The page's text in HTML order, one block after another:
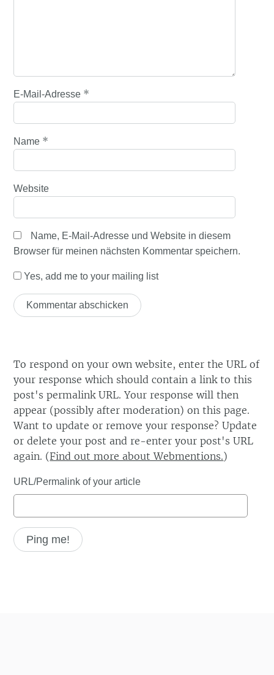
E-Mail-Adresse *
Name *
Website
Name, E-Mail-Adresse und Website in diesem
Browser für meinen nächsten Kommentar speichern.
Yes, add me to your mailing list
To respond on your own website, enter the URL of
your response which should contain a link to this
post's permalink URL. Your response will then
appear (possibly after moderation) on this page.
Want to update or remove your response? Update
or delete your post and re-enter your post's URL
again. (Find out more about Webmentions.)
URL/Permalink of your article